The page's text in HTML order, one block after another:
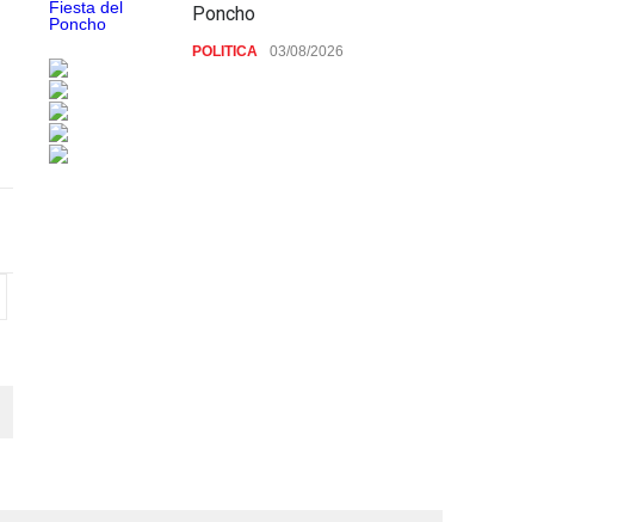
Poncho
POLITICA 03/08/2026